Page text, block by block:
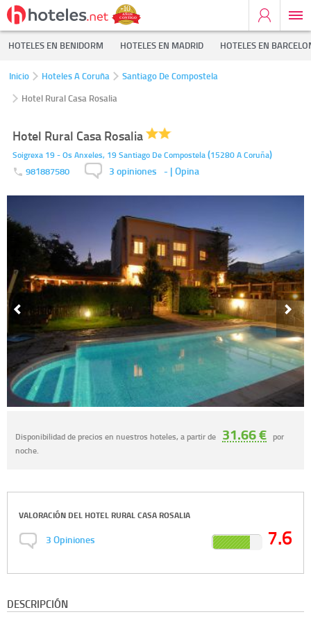
HOTELES EN BENIDORM HOTELES EN MADRID HOTELES EN
Inicio Hoteles A Coruña
Santiago De Compostela
Hotel Rural Casa Rosalia
Hotel Rural Casa Rosalia
Soigrexa 19 - Os Anxeles, 19Santiago De Compostela(15280A Coruña)
981887580 3 opiniones - | Opina
Disponibilidad de precios en nuestros hoteles, a partir de 31.66 € por
noche.
VALORACIÓN DEL HOTEL RURAL CASA ROSALIA
3Opiniones 7.6
DESCRIPCIÓN